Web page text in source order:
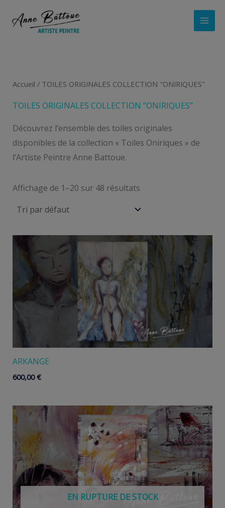
Accueil / TOILES ORIGINALES COLLECTION "ONIRIQUES"
TOILES ORIGINALES COLLECTION "ONIRIQUES"
Découvrez l’ensemble des toiles originales
disponibles de la collection « Toiles Oniriques » de
l’Artiste Peintre Anne Battoue.
Affichage de 1–20 sur 48 résultats
ARKANGE
600,00€
EN RUPTURE DE STOCK